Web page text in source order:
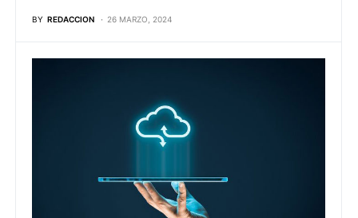
BY REDACCION 26 MARZO, 2024